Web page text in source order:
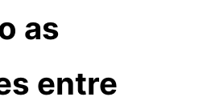
as
entre